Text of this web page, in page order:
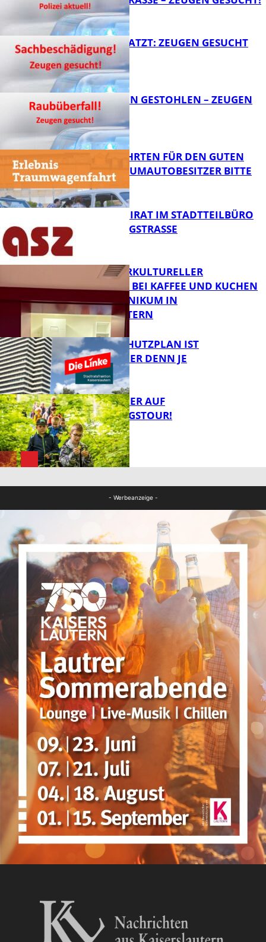
AUTO ZERKRATZT: ZEUGEN GESUCHT
FB News
TEURE KETTEN GESTOHLEN – ZEUGEN
GESUCHT!
FB News
SPENDENFAHRTEN FÜR DEN GUTEN
ZWECK – TRAUMAUTOBESITZER BITTE
MELDEN!
FB News
SENIORENBEIRAT IM STADTTEILBÜRO
IN DER KÖNIGSTRASSE
FB Gesundheit
NEUER INTERKULTURELLER
TREFFPUNKT BEI KAFFEE UND KUCHEN
IM PFALZKLINIKUM IN
KAISERSLAUTERN
FB News
EIN HITZESCHUTZPLAN IST
NOTWENDIGER DENN JE
MIT DEM JÄGER AUF
ENTDECKUNGSTOUR!
- Werbeanzeige -